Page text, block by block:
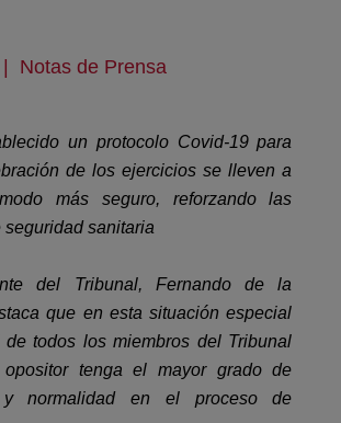
| Notas de Prensa
un protocolo Covid-19 para
de los ejercicios se lleven a
más seguro, reforzando las
seguridad sanitaria
del Tribunal, Fernando de la
que en esta situación especial
de todos los miembros del Tribunal
tenga el mayor grado de
y normalidad en el proceso de